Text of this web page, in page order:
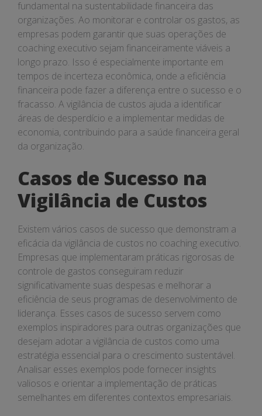
fundamental na sustentabilidade financeira das
organizações. Ao monitorar e controlar os gastos, as
empresas podem garantir que suas operações de
coaching executivo sejam financeiramente viáveis a
longo prazo. Isso é especialmente importante em
tempos de incerteza econômica, onde a eficiência
financeira pode fazer a diferença entre o sucesso e o
fracasso. A vigilância de custos ajuda a identificar
áreas de desperdício e a implementar medidas de
economia, contribuindo para a saúde financeira geral
da organização.
Casos de Sucesso na
Vigilância de Custos
Existem vários casos de sucesso que demonstram a
eficácia da vigilância de custos no coaching executivo.
Empresas que implementaram práticas rigorosas de
controle de gastos conseguiram reduzir
significativamente suas despesas e melhorar a
eficiência de seus programas de desenvolvimento de
liderança. Esses casos de sucesso servem como
exemplos inspiradores para outras organizações que
desejam adotar a vigilância de custos como uma
estratégia essencial para o crescimento sustentável.
Analisar esses exemplos pode fornecer insights
valiosos e orientar a implementação de práticas
semelhantes em diferentes contextos empresariais.